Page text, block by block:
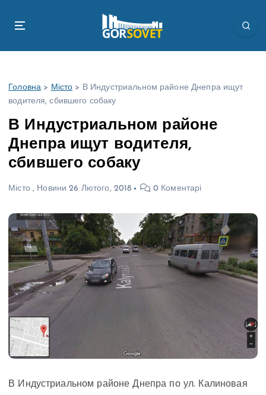
Головна > Місто > В Индустриальном районе Днепра ищут
водителя, сбившего собаку
В Индустриальном районе
Днепра ищут водителя,
сбившего собаку
Місто, Новини 26 Лютого, 2018 0 Коментарі
В Индустриальном районе Днепра по ул. Калиновая